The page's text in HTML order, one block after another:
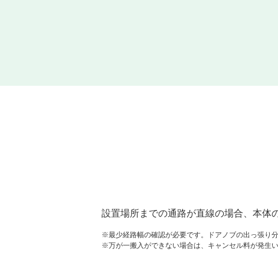
設置場所までの通路が直線の場合、本体
※最少経路幅の確認が必要です。ドアノブの出っ張り
※万が一搬入ができない場合は、キャンセル料が発生い